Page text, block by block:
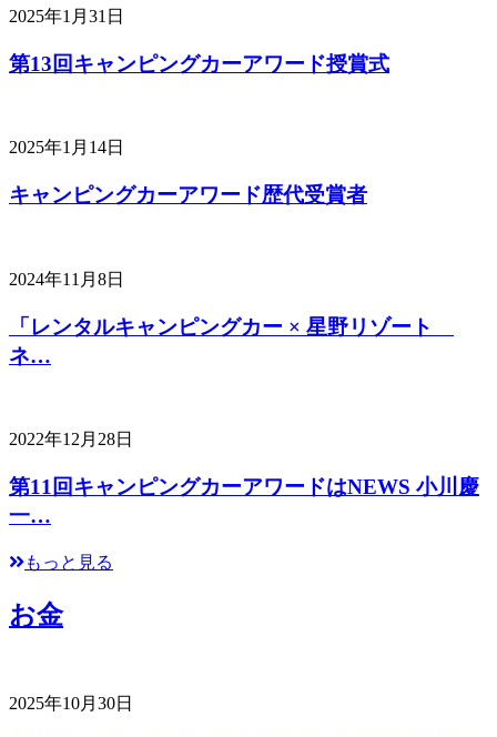
2025年1月31日
第13回キャンピングカーアワード授賞式
2025年1月14日
キャンピングカーアワード歴代受賞者
2024年11月8日
「レンタルキャンピングカー × 星野リゾート
ネ…
2022年12月28日
第11回キャンピングカーアワードはNEWS 小川慶
一…
もっと見る
お金
2025年10月30日